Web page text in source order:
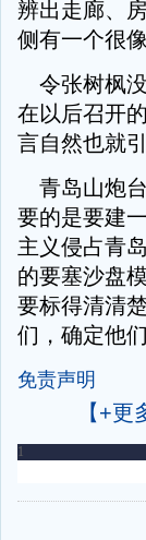
辨出走廊、
侧有一个很
令张树枫
在以后召开
言自然也就
青岛山炮
要的是要建
主义侵占青
的要塞沙盘
要标得清清
们，确定他
免责声明
【+
-